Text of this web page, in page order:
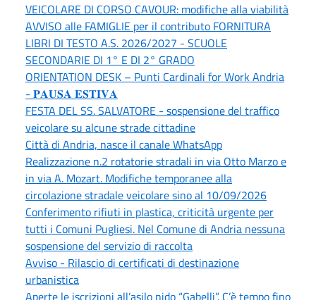
VEICOLARE DI CORSO CAVOUR: modifiche alla viabilità
AVVISO alle FAMIGLIE per il contributo FORNITURA
LIBRI DI TESTO A.S. 2026/2027 - SCUOLE
SECONDARIE DI 1° E DI 2° GRADO
ORIENTATION DESK – Punti Cardinali for Work Andria
- 𝐏𝐀𝐔𝐒𝐀 𝐄𝐒𝐓𝐈𝐕𝐀
FESTA DEL SS. SALVATORE - sospensione del traffico
veicolare su alcune strade cittadine
Città di Andria, nasce il canale WhatsApp
Realizzazione n.2 rotatorie stradali in via Otto Marzo e
in via A. Mozart. Modifiche temporanee alla
circolazione stradale veicolare sino al 10/09/2026
Conferimento rifiuti in plastica, criticità urgente per
tutti i Comuni Pugliesi. Nel Comune di Andria nessuna
sospensione del servizio di raccolta
Avviso - Rilascio di certificati di destinazione
urbanistica
Aperte le iscrizioni all’asilo nido “Gabelli”. C’è tempo fino